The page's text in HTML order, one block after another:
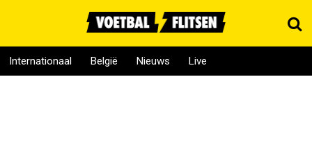
Internationaal België Nieuws Live